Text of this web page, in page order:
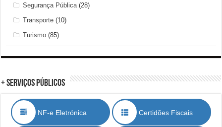
Segurança Pública (28)
Transporte (10)
Turismo (85)
+ Serviços Públicos
NF-e Eletrónica Certidões Fiscais